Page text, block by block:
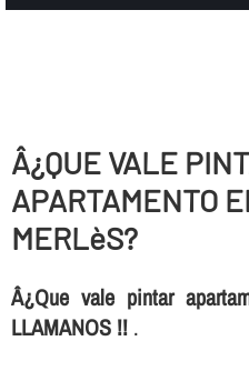
Â¿QUE VALE
APARTAMENTO
MERLèS?
Â¿Que vale pintar
LLAMANOS !! .